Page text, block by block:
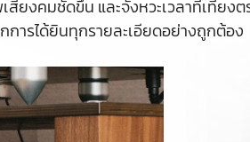
สียงคมชัดขึ้น และจังหวะเวลาที่เที่ยงต
ารได้ยินทุกรายละเอียดอย่างถูกต้อง